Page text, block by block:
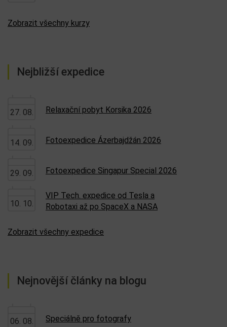
Zobrazit všechny kurzy
Nejbližší expedice
27. 08. Relaxační pobyt Korsika 2026
14. 09. Fotoexpedice Ázerbajdžán 2026
29. 09. Fotoexpedice Singapur Special 2026
10. 10.
VIP Tech. expedice od Tesla a
Robotaxi až po SpaceX a NASA
Zobrazit všechny expedice
Nejnovější články na blogu
06. 08. Speciálně pro fotografy